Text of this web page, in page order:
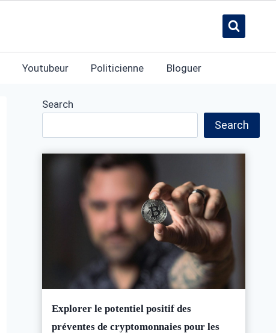
Youtubeur Politicienne Bloguer
Search
Search
Explorer le potentiel positif des
préventes de cryptomonnaies pour les